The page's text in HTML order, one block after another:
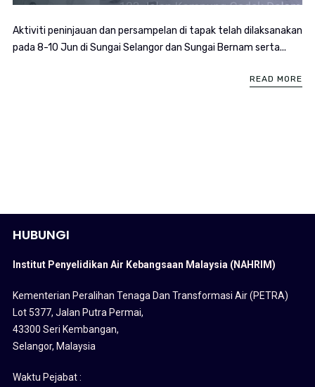
Aktiviti peninjauan dan persampelan di tapak telah dilaksanakan
pada 8-10 Jun di Sungai Selangor dan Sungai Bernam serta...
READ MORE
HUBUNGI
Institut Penyelidikan Air Kebangsaan Malaysia (NAHRIM)
Kementerian Peralihan Tenaga Dan Transformasi Air (PETRA)
Lot 5377, Jalan Putra Permai,
43300 Seri Kembangan,
Selangor, Malaysia
Waktu Pejabat :